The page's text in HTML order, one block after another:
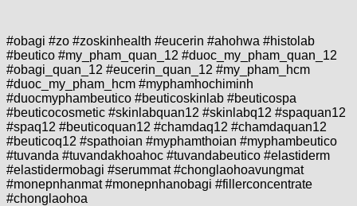
#obagi #zo #zoskinhealth #eucerin #ahohwa #histolab
#beutico #my_pham_quan_12 #duoc_my_pham_quan_12
#obagi_quan_12 #eucerin_quan_12 #my_pham_hcm
#duoc_my_pham_hcm #myphamhochiminh
#duocmyphambeutico #beuticoskinlab #beuticospa
#beuticocosmetic #skinlabquan12 #skinlabq12 #spaquan12
#spaq12 #beuticoquan12 #chamdaq12 #chamdaquan12
#beuticoq12 #spathoian #myphamthoian #myphambeutico
#tuvanda #tuvandakhoahoc #tuvandabeutico #elastiderm
#elastidermobagi #serummat #chonglaohoavungmat
#monepnhanmat #monepnhanobagi #fillerconcentrate
#chonglaohoa